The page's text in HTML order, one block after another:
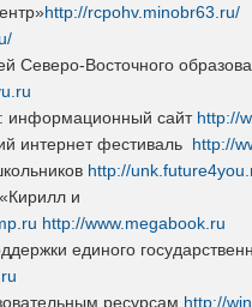
http://rcpohv.minobr63.ru/
Северо-Восточного
информационный сайт http://
интернет фестиваль http://
http://
и
http://www.megabook.ru
единого
ресурсам http://